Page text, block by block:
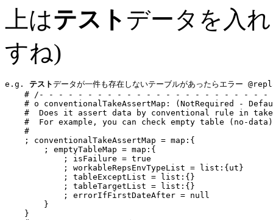
上はテスト データを入
すね)
e.g. テストデータが一件も存在しないテーブルがあったらエラー
# /- - - - - - - - - - - - - - - - - - - - - - - -
# o conventionalTakeAssertMap: (NotRequired -
#  Does it assert data by conventional rule in
#  For example, you can check empty table (no-
    #
    ; conventionalTakeAssertMap =
map: {
        ;
emptyTableMap = map: {
            ; isFailure =
true
            ; workableRepsEnvTypeList =
list: {ut}
            ; tableExceptList =
list: {}
            ; tableTargetList =
list: {}
            ; errorIfFirstDateAfter =
null
        }
    }